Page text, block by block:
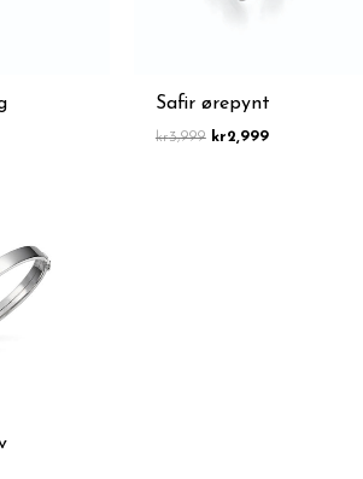
Safir ørepynt
kr3,999 kr2,999